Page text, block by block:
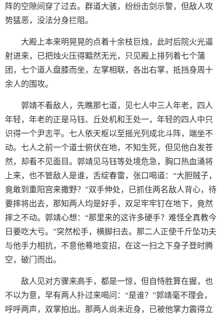
阵的空隙间穿了过去。群道大骇，纷纷击剑示警，但敌人攻
势猛恶，没法分身拦阻。
大殿上本来明晃晃的点着十余枝巨烛，此时后院火光逼
射进来，已把烛火压得黯然无光，只见殿上排列着七个蒲
团，七个道人盘膝而坐，左掌相联，各出右掌，抵挡身周十
余人的围攻。
郭靖不看敌人，先瞧那七道，见七人中三人年老，四人
年轻，年老的正是马钰、丘处机和王处一，年轻的四人中只
识得一个尹志平。七人依天枢以至摇光列成北斗阵，端坐不
动。七人之前一个道士俯伏在地，不知生死，但见他白发苍
然，却看不见面目。郭靖见马钰等处境危急，胸口热血涌将
上来，也不管敌人是谁，舌绽春雷，张口喝道：“大胆贼子，
竟敢到重阳宫来撒野？”双手伸处，已抓住两名敌人背心，待
要摔将出去，那知两人均是好手，双足牢牢钉在地下，竟然
摔之不动。郭靖心想：“那里来的这许多硬手？难怪全真教今
日要吃大亏。”突然松手，横脚扫去。那二人正使千斤坠功夫
与他手力相抗，不意他蓦地变招，在这一扫之下身子登时腾
空，破门而出。
敌人见对方骤来高手，都是一惊，但自恃胜算在握，也
不以为意，早有两人扑过来喝问：“是谁？”郭靖毫不理会，
呼呼两声，双掌拍出。那两人尚未近身，已被他掌力震得立